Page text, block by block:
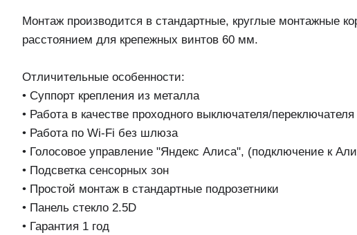
Монтаж производится в стандартные, круглые монтажные
расстоянием для крепежных винтов 60 мм.
Отличительные особенности:
• Суппорт крепления из металла
• Работа в качестве проходного выключателя/переключателя
• Работа по Wi-Fi без шлюза
• Голосовое управление "Яндекс Алиса", (подключение к
• Подсветка сенсорных зон
• Простой монтаж в стандартные подрозетники
• Панель стекло 2.5D
• Гарантия 1 год